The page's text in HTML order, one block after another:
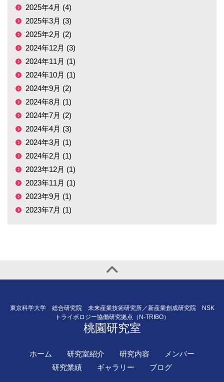
2025年4月 (4)
2025年3月 (3)
2025年2月 (2)
2024年12月 (3)
2024年11月 (1)
2024年10月 (1)
2024年9月 (2)
2024年8月 (1)
2024年7月 (2)
2024年4月 (3)
2024年3月 (1)
2024年2月 (1)
2023年12月 (1)
2023年11月 (1)
2023年9月 (1)
2023年7月 (1)
東京科学大学 総合研究院 未来産業技術研究所／新産業創成研究院 NSK
トライボロジー協働研究拠点（N-TRIBO）
桃園研究室
ホーム 研究室紹介 研究内容
メンバー
研究業績
ギャラリー ブログ